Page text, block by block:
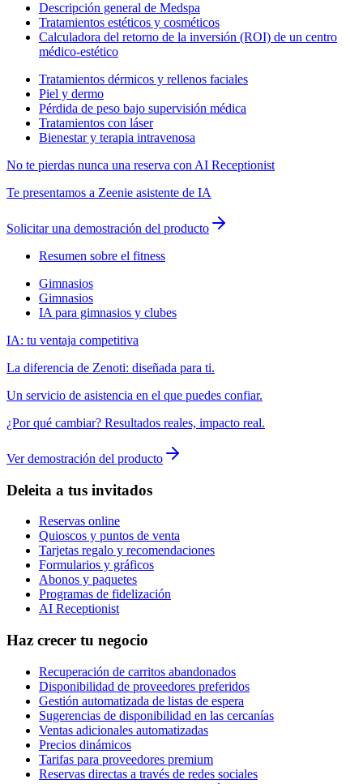
Descripción general de Medspa
Tratamientos estéticos y cosméticos
Calculadora del retorno de la inversión (ROI) de un centro
médico-estético
Tratamientos dérmicos y rellenos faciales
Piel y dermo
Pérdida de peso bajo supervisión médica
Tratamientos con láser
Bienestar y terapia intravenosa
No te pierdas nunca una reserva con AI Receptionist
Te presentamos a Zeenie asistente de IA
Solicitar una demostración del producto
Resumen sobre el fitness
Gimnasios
Gimnasios
IA para gimnasios y clubes
IA: tu ventaja competitiva
La diferencia de Zenoti: diseñada para ti.
Un servicio de asistencia en el que puedes confiar.
¿Por qué cambiar? Resultados reales, impacto real.
Ver demostración del producto
Deleita a tus invitados
Reservas online
Quioscos y puntos de venta
Tarjetas regalo y recomendaciones
Formularios y gráficos
Abonos y paquetes
Programas de fidelización
AI Receptionist
Haz crecer tu negocio
Recuperación de carritos abandonados
Disponibilidad de proveedores preferidos
Gestión automatizada de listas de espera
Sugerencias de disponibilidad en las cercanías
Ventas adicionales automatizadas
Precios dinámicos
Tarifas para proveedores premium
Reservas directas a través de redes sociales